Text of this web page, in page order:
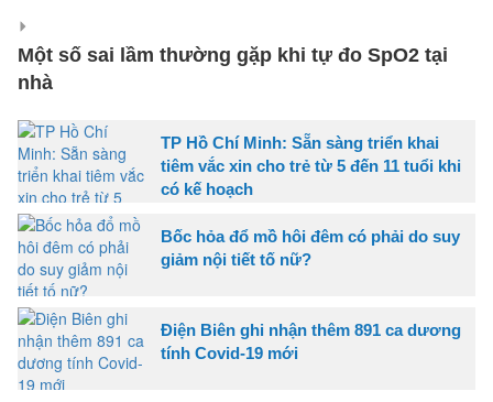
Một số sai lầm thường gặp khi tự đo SpO2 tại
nhà
TP Hồ Chí Minh: Sẵn sàng triển khai
tiêm vắc xin cho trẻ từ 5 đến 11 tuổi khi
có kế hoạch
Bốc hỏa đổ mồ hôi đêm có phải do suy
giảm nội tiết tố nữ?
Điện Biên ghi nhận thêm 891 ca dương
tính Covid-19 mới